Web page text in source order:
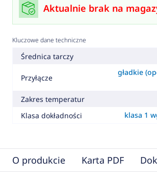
Aktualnie brak na
Kluczowe dane techniczne
Średnica tarczy
Przyłącze
gładkie
Zakres temperatur
Klasa dokładności
klasa 1
O produkcie Karta PDF